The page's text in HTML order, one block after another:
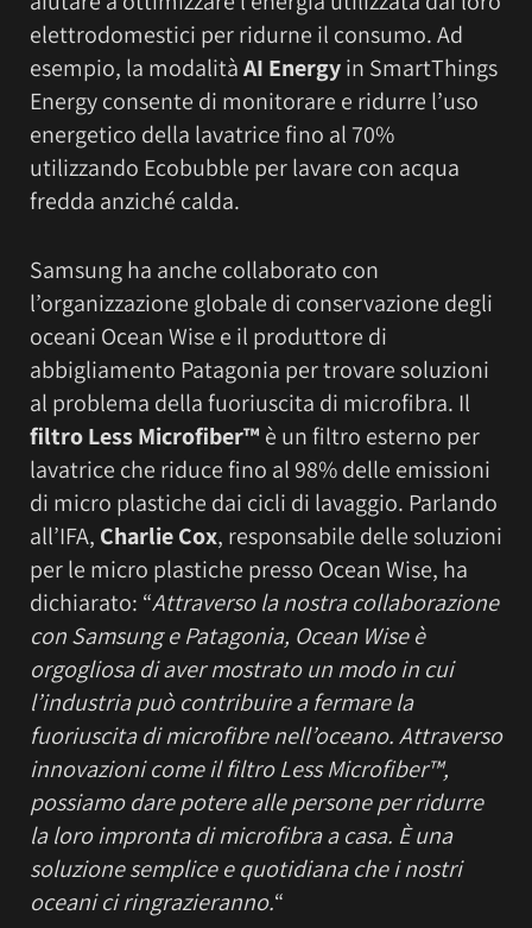
elettrodomestici per ridurne il consumo. Ad
esempio, la modalitàAI Energyin SmartThings
Energy consente di monitorare e ridurre l’uso
energetico della lavatrice fino al 70%
utilizzando Ecobubble per lavare con acqua
fredda anziché calda.
Samsung ha anche collaborato con
l’organizzazione globale di conservazione degli
oceani Ocean Wise e il produttore di
abbigliamento Patagonia per trovare soluzioni
al problema della fuoriuscita di microfibra. Il
filtro Less Microfiber™ è un filtro esterno per
lavatrice che riduce fino al 98% delle emissioni
di micro plastiche dai cicli di lavaggio. Parlando
all’IFA, Charlie Cox, responsabile delle soluzioni
per le micro plastiche presso Ocean Wise, ha
dichiarato: “Attraverso la nostra collaborazione
con Samsung e Patagonia, Ocean Wise è
orgogliosa di aver mostrato un modo in cui
l’industria può contribuire a fermare la
fuoriuscita di microfibre nell’oceano. Attraverso
innovazioni come il filtro Less Microfiber™,
possiamo dare potere alle persone per ridurre
la loro impronta di microfibra a casa. È una
soluzione semplice e quotidiana che i nostri
oceani ci ringrazieranno.“